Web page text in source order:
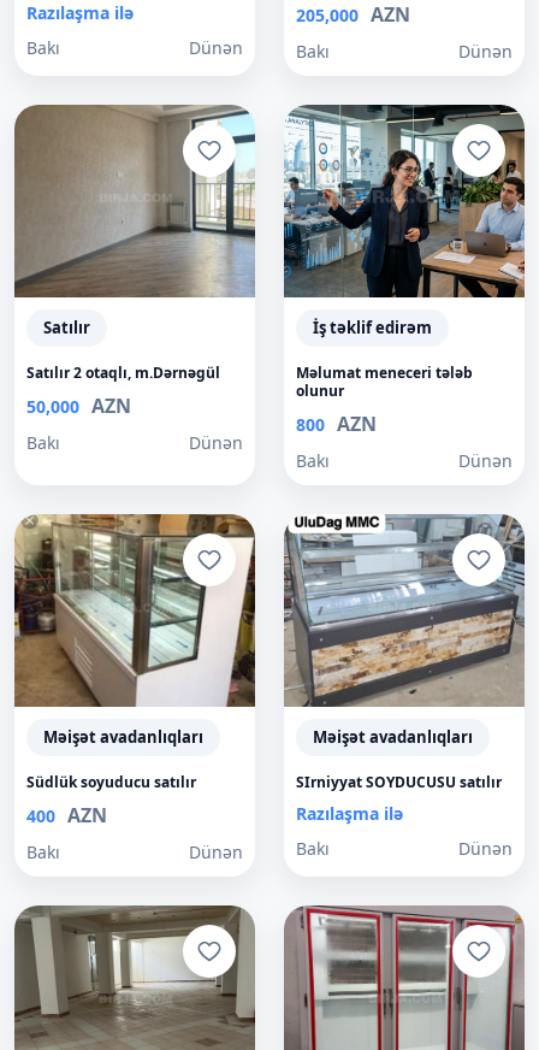
Razılaşma ilə
Bakı
Dünən
205,000 AZN
Bakı Dünən
Satılır
Satılır 2 otaqlı, m.Dərnəgül
50,000 AZN
Bakı Dünən
İş təklif edirəm
Məlumat meneceri tələb
olunur
800 AZN
Bakı Dünən
Məişət avadanlıqları
Südlük soyuducu satılır
400 AZN
Bakı Dünən
Məişət avadanlıqları
SIrniyyat SOYDUCUSU satılır
Razılaşma ilə
Bakı
Dünən